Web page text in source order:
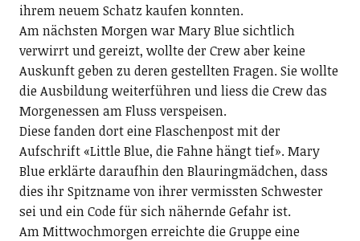
ihrem neuem Schatz kaufen konnten.
Am nächsten Morgen war Mary Blue sichtlich
verwirrt und gereizt, wollte der Crew aber keine
Auskunft geben zu deren gestellten Fragen. Sie wollte
die Ausbildung weiterführen und liess die Crew das
Morgenessen am Fluss verspeisen.
Diese fanden dort eine Flaschenpost mit der
Aufschrift «Little Blue, die Fahne hängt tief». Mary
Blue erklärte daraufhin den Blauringmädchen, dass
dies ihr Spitzname von ihrer vermissten Schwester
sei und ein Code für sich nähernde Gefahr ist.
Am Mittwochmorgen erreichte die Gruppe eine